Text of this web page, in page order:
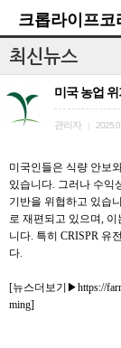
크롭라이프
최신뉴스
미국 농업 위
관리자
미국인들은 식량 안보
있습니다. 그러나 수익
기반을 위협하고 있습
로 재편되고 있으며,
니다. 특히 CRISPR 유
다.
[뉴스더보기▶https://
ming]